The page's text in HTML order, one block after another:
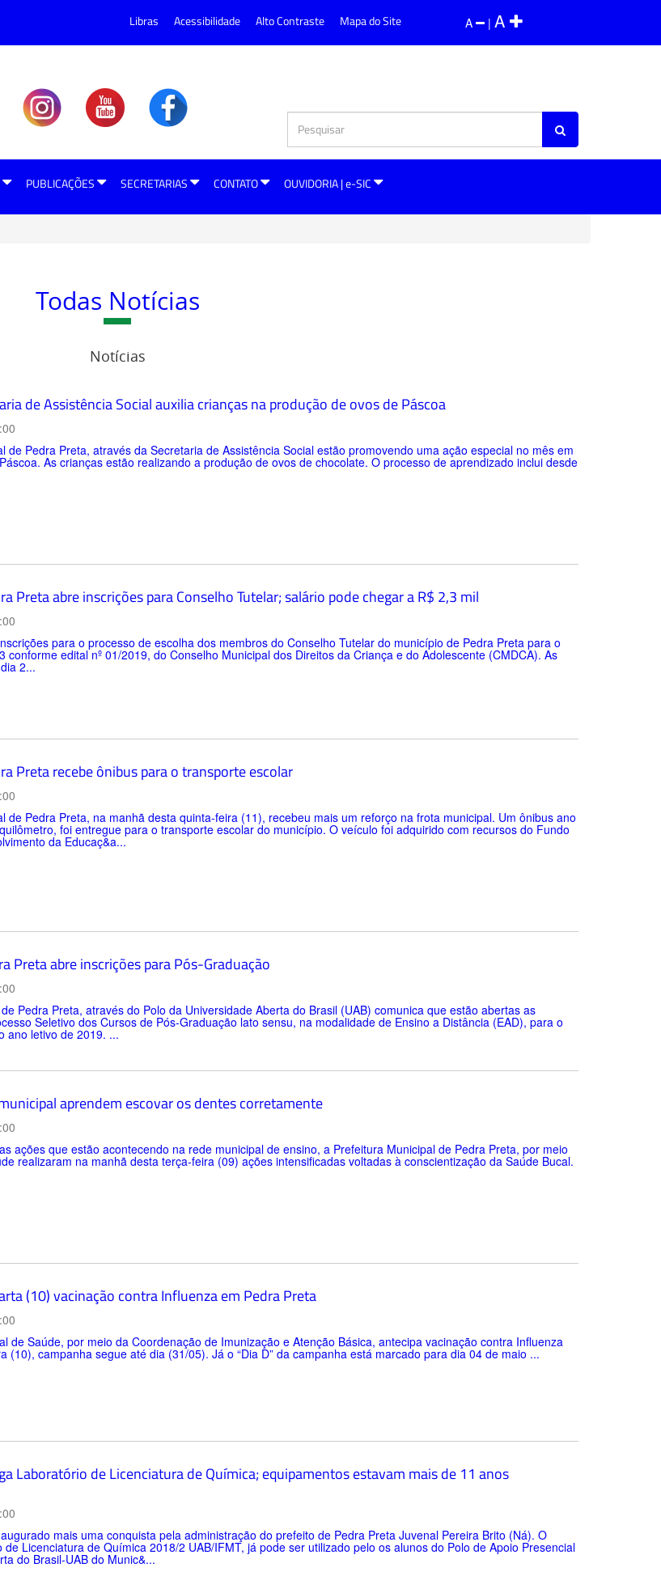
A | A
Libras Acessibilidade Alto Contraste Mapa do Site
PUBLICAÇÕES SECRETARIAS CONTATO OUVIDORIA | e-SIC
Todas Notícias
Notícias
de Assistência Social auxilia crianças na produção de ovos de Páscoa
de Pedra Preta, através da Secretaria de Assistência Social estão promovendo uma ação especial no mês em
As crianças estão realizando a produção de ovos de chocolate. O processo de aprendizado inclui desde
Preta abre inscrições para Conselho Tutelar; salário pode chegar a R$ 2,3 mil
para o processo de escolha dos membros do Conselho Tutelar do município de Pedra Preta para o
conforme edital nº 01/2019, do Conselho Municipal dos Direitos da Criança e do Adolescente (CMDCA). As
2...
Preta recebe ônibus para o transporte escolar
de Pedra Preta, na manhã desta quinta-feira (11), recebeu mais um reforço na frota municipal. Um ônibus ano
foi entregue para o transporte escolar do município. O veículo foi adquirido com recursos do Fundo
da Educaç&a...
Preta abre inscrições para Pós-Graduação
Pedra Preta, através do Polo da Universidade Aberta do Brasil (UAB) comunica que estão abertas as
Seletivo dos Cursos de Pós-Graduação lato sensu, na modalidade de Ensino a Distância (EAD), para o
ano letivo de 2019. ...
aprendem escovar os dentes corretamente
ações que estão acontecendo na rede municipal de ensino, a Prefeitura Municipal de Pedra Preta, por meio
realizaram na manhã desta terça-feira (09) ações intensificadas voltadas à conscientização da Saúde Bucal.
(10) vacinação contra Influenza em Pedra Preta
de Saúde, por meio da Coordenação de Imunização e Atenção Básica, antecipa vacinação contra Influenza
(10), campanha segue até dia (31/05). Já o “Dia D” da campanha está marcado para dia 04 de maio ...
Laboratório de Licenciatura de Química; equipamentos estavam mais de 11 anos
mais uma conquista pela administração do prefeito de Pedra Preta Juvenal Pereira Brito (Ná). O
de Licenciatura de Química 2018/2 UAB/IFMT, já pode ser utilizado pelo os alunos do Polo de Apoio Presencial
do Brasil-UAB do Munic&...